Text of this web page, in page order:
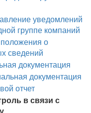
уведомлений
группе компаний
о
сведений
документация
документация
отчет
в связи с